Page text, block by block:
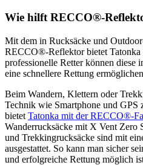
Wie hilft RECCO®-
Mit dem in Rucksäcke und
RECCO®-Reflektor bietet Tatonka
professionelle Retter können diese
eine schnellere Rettung
Beim Wandern, Klettern oder
Technik wie Smartphone und GPS
bietet Tatonka mit der RECCO®-
Wanderrucksäcke mit X Vent Zero
und Trekkingrucksäcke sind mit
ausgestattet. So kann man sicher
und erfolgreiche Rettung möglich